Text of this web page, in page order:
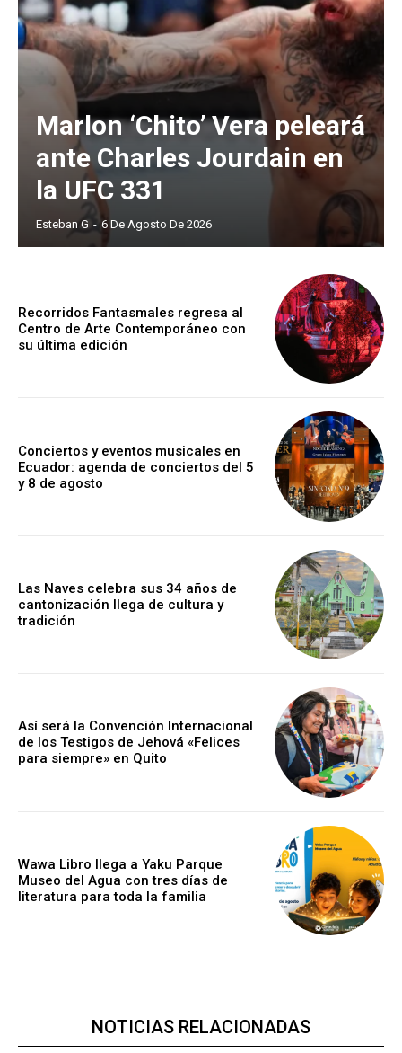
Marlon ‘Chito’ Vera peleará
ante Charles Jourdain en
la UFC 331
Esteban G - 6 De Agosto De 2026
Recorridos Fantasmales regresa al
Centro de Arte Contemporáneo con
su última edición
Conciertos y eventos musicales en
Ecuador: agenda de conciertos del 5
y 8 de agosto
Las Naves celebra sus 34 años de
cantonización llega de cultura y
tradición
Así será la Convención Internacional
de los Testigos de Jehová «Felices
para siempre» en Quito
Wawa Libro llega a Yaku Parque
Museo del Agua con tres días de
literatura para toda la familia
NOTICIAS RELACIONADAS